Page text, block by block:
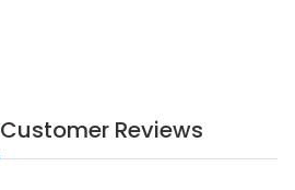
Customer Reviews